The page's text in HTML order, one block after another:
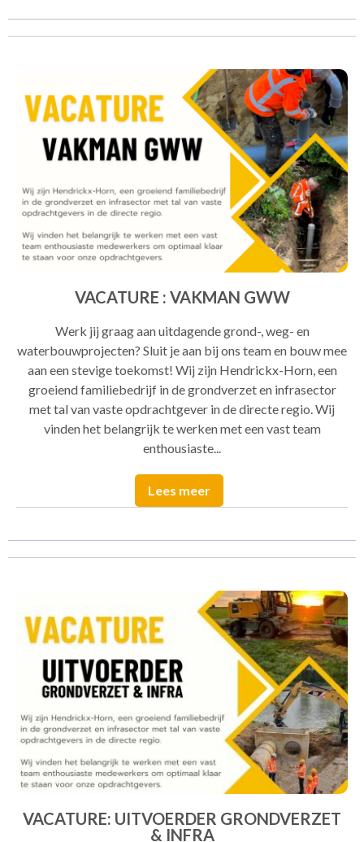
VACATURE : VAKMAN GWW
Werk jij graag aan uitdagende grond-, weg- en
waterbouwprojecten? Sluit je aan bij ons team en bouw mee
aan een stevige toekomst! Wij zijn Hendrickx-Horn, een
groeiend familiebedrijf in de grondverzet en infrasector
met tal van vaste opdrachtgever in de directe regio. Wij
vinden het belangrijk te werken met een vast team
enthousiaste...
Lees meer
VACATURE: UITVOERDER GRONDVERZET
& INFRA